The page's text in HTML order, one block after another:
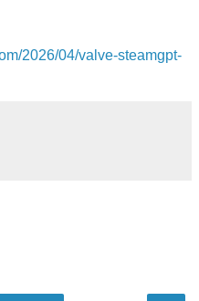
2026/04/valve-steamgpt-